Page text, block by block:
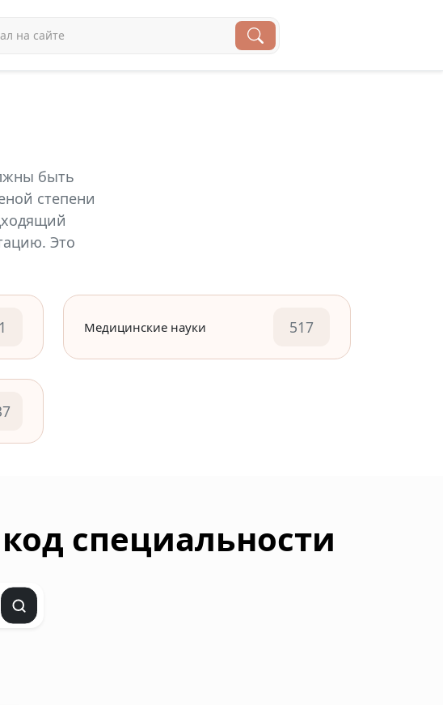
быть
степени
Это
Медицинские науки 517
специальности